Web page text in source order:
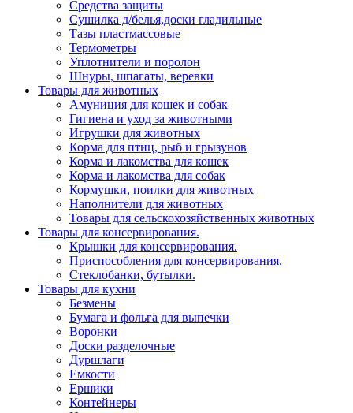
Средства защиты
Сушилка д/белья,доски гладильные
Тазы пластмассовые
Термометры
Уплотнители и поролон
Шнуры, шпагаты, веревки
Товары для животных
Амуниция для кошек и собак
Гигиена и уход за животными
Игрушки для животных
Корма для птиц, рыб и грызунов
Корма и лакомства для кошек
Корма и лакомства для собак
Кормушки, поилки для животных
Наполнители для животных
Товары для сельскохозяйственных животных
Товары для консервирования.
Крышки для консервирования.
Приспособления для консервирования.
Стеклобанки, бутылки.
Товары для кухни
Безмены
Бумага и фольга для выпечки
Воронки
Доски разделочные
Дуршлаги
Емкости
Ершики
Контейнеры